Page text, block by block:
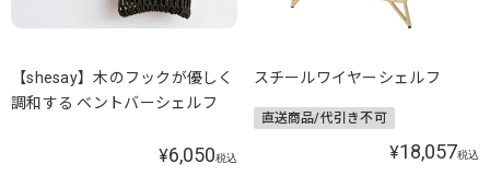
【shesay】木のフックが優しく
調和する ベントバーシェルフ
¥6,050税込
スチールワイヤーシェルフ
直送商品/代引き不可
¥18,057税込